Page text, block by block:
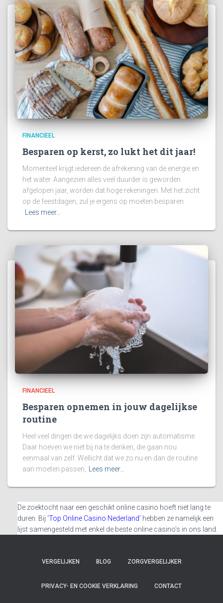
FINANCIEEL
Besparen op kerst, zo lukt het dit jaar!
Momenteel krijgt iedereen de afrekening van de energie en
het water. Aangezien alles veel duurder is geworden
afgelopen jaar, worden dat hoge rekeningen. Met het zicht
op de feestdagen, zul je ergens op moeten besparen.
Lees meer…
FINANCIEEL
Besparen opnemen in jouw dagelijkse
routine
Heel veel dingen die we dagelijks doen zijn automatisme.
Daar hoeven we niet bij na te denken, die gaan nou
eenmaal van zelf. Wellicht dat we zo nu en dan de routine
aan moeten passen, Lees meer…
De zoektocht naar een geschikt online casino hoeft niet lang te
duren. Bij ‘Top Online Casino Nederland’ hebben ze namelijk een
lijst samengesteld met enkel de beste online casino’s in ons land.
VERGELIJKEN BLOG ZORGVERGELIJKER
PRIVACY- EN COOKIE VERKLARING CONTACT